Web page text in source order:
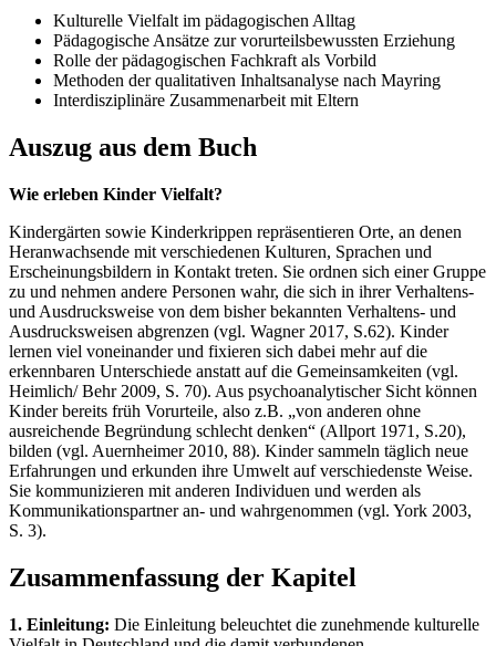
Kulturelle Vielfalt im pädagogischen Alltag
Pädagogische Ansätze zur vorurteilsbewussten Erziehung
Rolle der pädagogischen Fachkraft als Vorbild
Methoden der qualitativen Inhaltsanalyse nach Mayring
Interdisziplinäre Zusammenarbeit mit Eltern
Auszug aus dem Buch
Wie erleben Kinder Vielfalt?
Kindergärten sowie Kinderkrippen repräsentieren Orte, an denen
Heranwachsende mit verschiedenen Kulturen, Sprachen und
Erscheinungsbildern in Kontakt treten. Sie ordnen sich einer Gruppe
zu und nehmen andere Personen wahr, die sich in ihrer Verhaltens-
und Ausdrucksweise von dem bisher bekannten Verhaltens- und
Ausdrucksweisen abgrenzen (vgl. Wagner 2017, S.62). Kinder
lernen viel voneinander und fixieren sich dabei mehr auf die
erkennbaren Unterschiede anstatt auf die Gemeinsamkeiten (vgl.
Heimlich/ Behr 2009, S. 70). Aus psychoanalytischer Sicht können
Kinder bereits früh Vorurteile, also z.B. „von anderen ohne
ausreichende Begründung schlecht denken“ (Allport 1971, S.20),
bilden (vgl. Auernheimer 2010, 88). Kinder sammeln täglich neue
Erfahrungen und erkunden ihre Umwelt auf verschiedenste Weise.
Sie kommunizieren mit anderen Individuen und werden als
Kommunikationspartner an- und wahrgenommen (vgl. York 2003,
S. 3).
Zusammenfassung der Kapitel
1. Einleitung: Die Einleitung beleuchtet die zunehmende kulturelle